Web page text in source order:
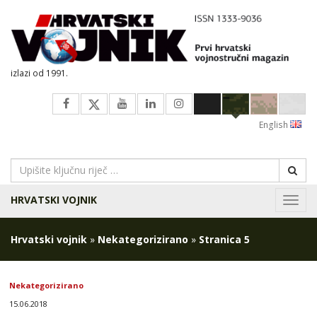
izlazi od 1991.
English
HRVATSKI VOJNIK
Hrvatski vojnik » Nekategorizirano » Stranica 5
Nekategorizirano
15.06.2018